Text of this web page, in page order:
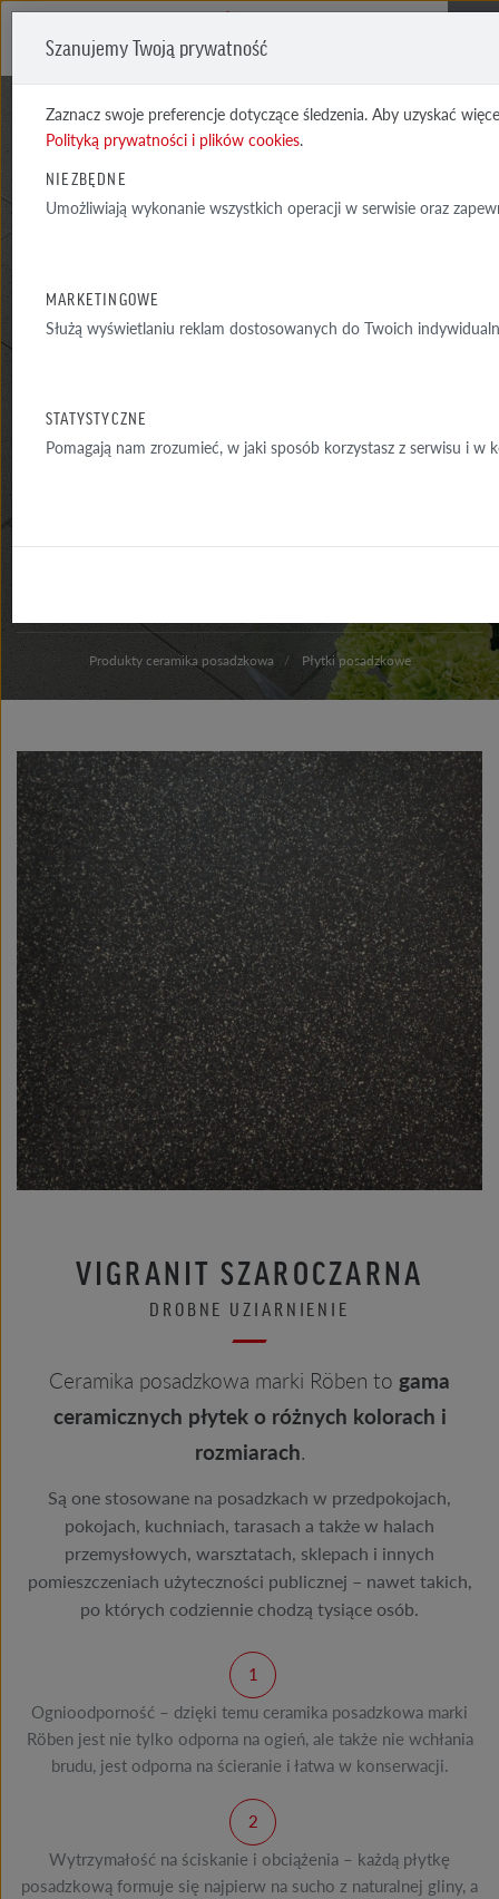
Produkty ceramika posadzkowa Płytki posadzkowe
VIGRANIT SZAROCZARNA
DROBNE UZIARNIENIE
Ceramika posadzkowa marki Röben to gama
ceramicznych płytek o różnych kolorach i
rozmiarach.
Są one stosowane na posadzkach w przedpokojach,
pokojach, kuchniach, tarasach a także w halach
przemysłowych, warsztatach, sklepach i innych
pomieszczeniach użyteczności publicznej – nawet takich,
po których codziennie chodzą tysiące osób.
Ognioodporność – dzięki temu ceramika posadzkowa marki
Röben jest nie tylko odporna na ogień, ale także nie wchłania
brudu, jest odporna na ścieranie i łatwa w konserwacji.
Wytrzymałość na ściskanie i obciążenia – każdą płytkę
posadzkową formuje się najpierw na sucho z naturalnej gliny, a
Szanujemy Twoją prywatność
Zaznacz swoje preferencje dotyczące śledzenia. Aby uzyskać
Polityką prywatności i plików cookies.
NIEZBĘDNE
Umożliwiają wykonanie wszystkich operacji w serwisie oraz
MARKETINGOWE
Służą wyświetlaniu reklam dostosowanych do Twoich
STATYSTYCZNE
Pomagają nam zrozumieć, w jaki sposób korzystasz z serwisu i